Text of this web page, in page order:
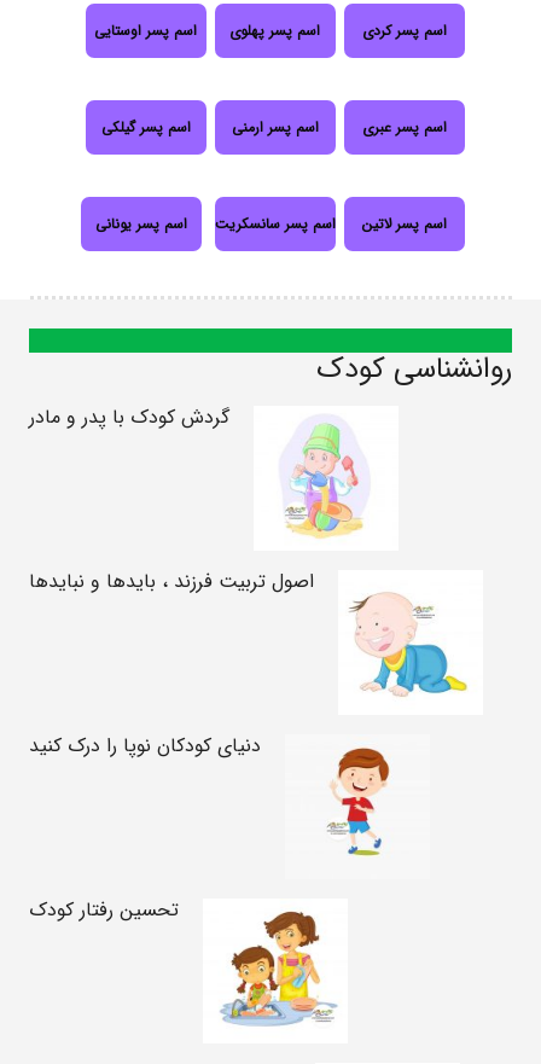
اسم پسر کردی اسم پسر پهلوی اسم پسر اوستایی
اسم پسر عبری اسم پسر ارمنی اسم پسر گیلکی
اسم پسر لاتین اسم پسر سانسکریت اسم پسر یونانی
روانشناسی کودک
گردش کودک با پدر و مادر
اصول تربیت فرزند ، بایدها و نبایدها
دنیای کودکان نوپا را درک کنید
تحسین رفتار کودک